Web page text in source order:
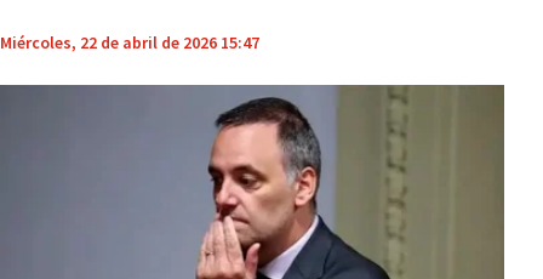
Miércoles, 22 de abril de 2026 15:47